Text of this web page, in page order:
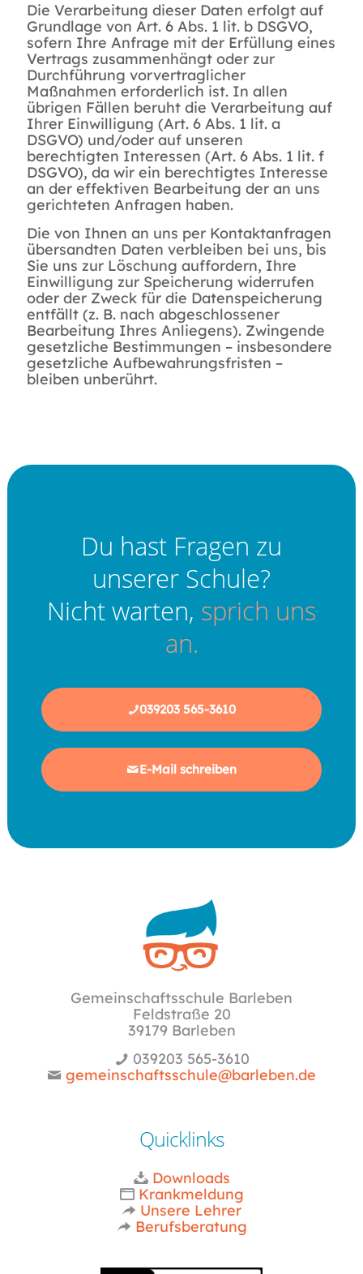
Die Verarbeitung dieser Daten erfolgt auf
Grundlage von Art. 6 Abs. 1 lit. b DSGVO,
sofern Ihre Anfrage mit der Erfüllung eines
Vertrags zusammenhängt oder zur
Durchführung vorvertraglicher
Maßnahmen erforderlich ist. In allen
übrigen Fällen beruht die Verarbeitung auf
Ihrer Einwilligung (Art. 6 Abs. 1 lit. a
DSGVO) und/oder auf unseren
berechtigten Interessen (Art. 6 Abs. 1 lit. f
DSGVO), da wir ein berechtigtes Interesse
an der effektiven Bearbeitung der an uns
gerichteten Anfragen haben.
Die von Ihnen an uns per Kontaktanfragen
übersandten Daten verbleiben bei uns, bis
Sie uns zur Löschung auffordern, Ihre
Einwilligung zur Speicherung widerrufen
oder der Zweck für die Datenspeicherung
entfällt (z. B. nach abgeschlossener
Bearbeitung Ihres Anliegens). Zwingende
gesetzliche Bestimmungen – insbesondere
gesetzliche Aufbewahrungsfristen –
bleiben unberührt.
Du hast Fragen zu
unserer Schule?
Nicht warten, sprich uns
an.
039203 565-3610
E-Mail schreiben
Gemeinschaftsschule Barleben
Feldstraße 20
39179 Barleben
039203 565-3610
gemeinschaftsschule@barleben.de
Quicklinks
Downloads
Krankmeldung
Unsere Lehrer
Berufsberatung